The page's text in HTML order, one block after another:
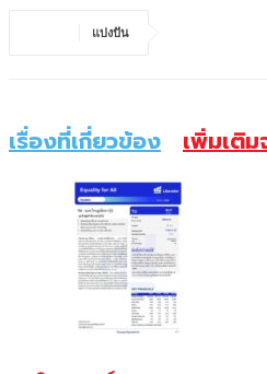
แบ่งปัน
เรื่องที่เกี่ยวข้อง เพิ่มเติม